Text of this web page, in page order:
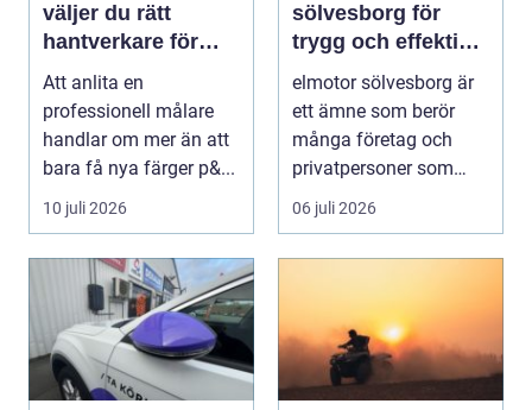
väljer du rätt
hantverkare för
hem och fasad
Att anlita en
professionell målare
handlar om mer än att
bara få nya färger p&...
10 juli 2026
sölvesborg för
trygg och effektiv
drift
elmotor sölvesborg är
ett ämne som berör
många företag och
privatpersoner som
behöver driftsäkra
mas...
06 juli 2026